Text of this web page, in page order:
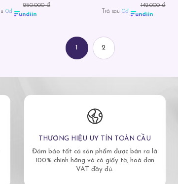
250.000 ₫
0đ
142.000 ₫
Trả sau 0đ
1 2
THƯƠNG HIỆU UY TÍN TOÀN CẦU
Đảm bảo tất cả sản phẩm được bán ra là
100% chính hãng và có giấy tờ, hoá đơn
VAT đầy đủ.